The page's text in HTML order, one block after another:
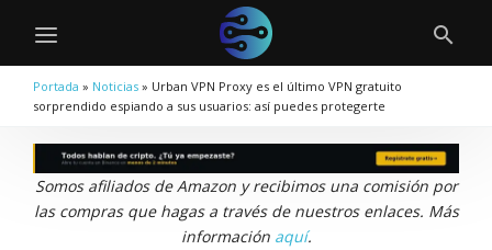
Portada » Noticias » Urban VPN Proxy es el último VPN gratuito
sorprendido espiando a sus usuarios: así puedes protegerte
Somos afiliados de Amazon y recibimos una comisión por
las compras que hagas a través de nuestros enlaces. Más
información aquí.